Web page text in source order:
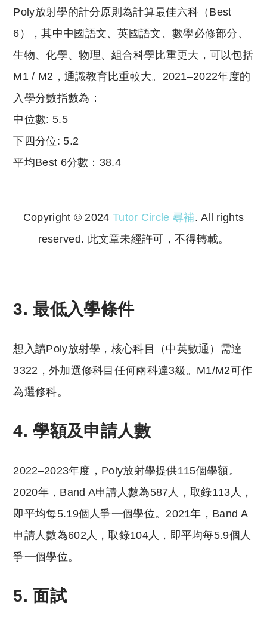
Poly放射學的計分原則為計算最佳六科（Best
6），其中中國語文、英國語文、數學必修部分、
生物、化學、物理、組合科學比重更大，可以包括
M1 / M2，通識教育比重較大。2021–2022年度的
入學分數指數為：
中位數: 5.5
下四分位: 5.2
平均Best 6分數：38.4
Copyright © 2024 Tutor Circle 尋補. All rights
reserved. 此文章未經許可，不得轉載。
3. 最低入學條件
想入讀Poly放射學，核心科目（中英數通）需達
3322，外加選修科目任何兩科達3級。M1/M2可作
為選修科。
4. 學額及申請人數
2022–2023年度，Poly放射學提供115個學額。
2020年，Band A申請人數為587人，取錄113人，
即平均每5.19個人爭一個學位。2021年，Band A
申請人數為602人，取錄104人，即平均每5.9個人
爭一個學位。
5. 面試